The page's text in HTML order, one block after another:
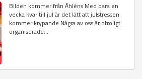
Bilden kommer från Åhléns Med bara en
vecka kvar till jul är det lätt att julstressen
kommer krypande Några av oss är otroligt
organiserade...